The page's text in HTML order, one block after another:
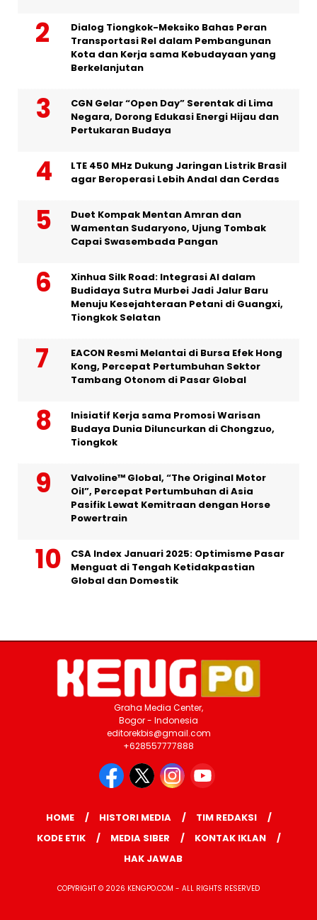
Dialog Tiongkok-Meksiko Bahas Peran
Transportasi Rel dalam Pembangunan
Kota dan Kerja sama Kebudayaan yang
Berkelanjutan
CGN Gelar “Open Day” Serentak di Lima
Negara, Dorong Edukasi Energi Hijau dan
Pertukaran Budaya
LTE 450 MHz Dukung Jaringan Listrik Brasil
agar Beroperasi Lebih Andal dan Cerdas
Duet Kompak Mentan Amran dan
Wamentan Sudaryono, Ujung Tombak
Capai Swasembada Pangan
Xinhua Silk Road: Integrasi AI dalam
Budidaya Sutra Murbei Jadi Jalur Baru
Menuju Kesejahteraan Petani di Guangxi,
Tiongkok Selatan
EACON Resmi Melantai di Bursa Efek Hong
Kong, Percepat Pertumbuhan Sektor
Tambang Otonom di Pasar Global
Inisiatif Kerja sama Promosi Warisan
Budaya Dunia Diluncurkan di Chongzuo,
Tiongkok
Valvoline™ Global, “The Original Motor
Oil”, Percepat Pertumbuhan di Asia
Pasifik Lewat Kemitraan dengan Horse
Powertrain
CSA Index Januari 2025: Optimisme Pasar
Menguat di Tengah Ketidakpastian
Global dan Domestik
Graha Media Center,
Bogor - Indonesia
editorekbis@gmail.com
+628557777888
HOME HISTORI MEDIA
TIM REDAKSI
KODE ETIK
MEDIA SIBER
KONTAK IKLAN
HAK JAWAB
COPYRIGHT © 2026 KENGPO.COM - ALL RIGHTS RESERVED